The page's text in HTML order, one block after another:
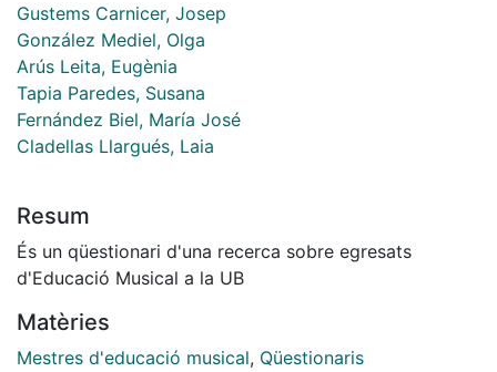
Gustems Carnicer, Josep
González Mediel, Olga
Arús Leita, Eugènia
Tapia Paredes, Susana
Fernández Biel, María José
Cladellas Llargués, Laia
Resum
És un qüestionari d'una recerca sobre egresats
d'Educació Musical a la UB
Matèries
Mestres d'educació musical, Qüestionaris